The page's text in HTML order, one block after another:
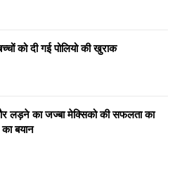
को दी गई पोलियो की खुराक
लड़ने का जज्बा मेक्सिको की सफलता का
बयान